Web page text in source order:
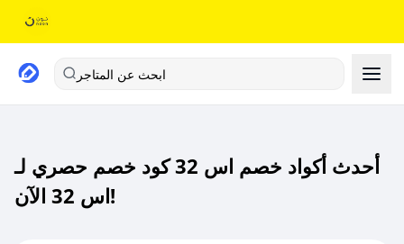
ابحث عن المتاجر
أحدث أكواد خصم اس 32 كود خصم حصري لـ
اس 32 الآن!